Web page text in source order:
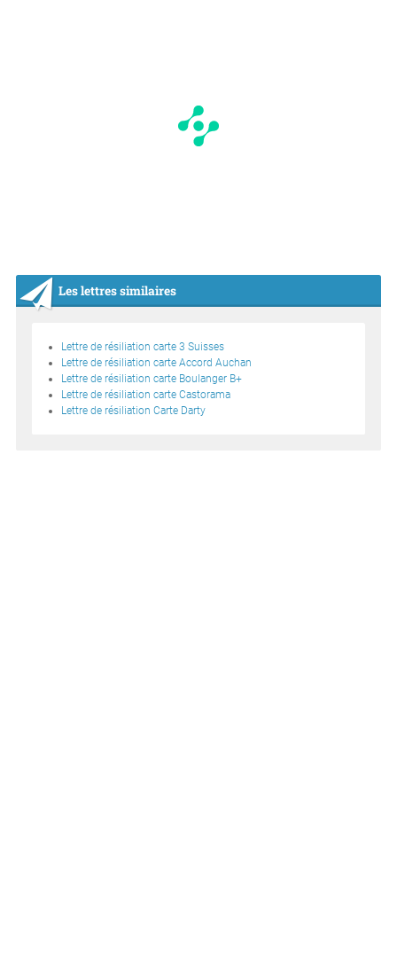
Les lettres similaires
Lettre de résiliation carte 3 Suisses
Lettre de résiliation carte Accord Auchan
Lettre de résiliation carte Boulanger B+
Lettre de résiliation carte Castorama
Lettre de résiliation Carte Darty